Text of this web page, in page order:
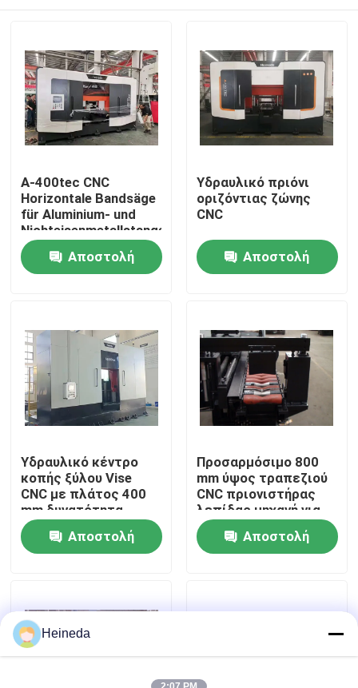
Σπίτι
Προϊόντα
Γύρος εργοστασίων
Ποιοτικός έλεγχος
Μας ελάτε σε επαφή με
Ειδήσεις
CNC κυκλικό πριόνι
A-400tec CNC
Horizontale Bandsäge
für Aluminium- und
Nichteisenmetallstangen
mit automatischer
Zuführung und
Positionierung
Αποστολή
Υδραυλικό πριόνι
οριζόντιας ζώνης
CNC
Αποστολή
Υδραυλικό κέντρο
κοπής ξύλου Vise
CNC με πλάτος 400
mm δυνατότητα
πριονισμού
Αποστολή
Προσαρμόσιμο 800
mm ύψος τραπεζιού
CNC πριονιστήρας
λεπίδας μηχανή για
την οξύνεια
διαφορετικών
λεπίδων
Αποστολή
Heineda